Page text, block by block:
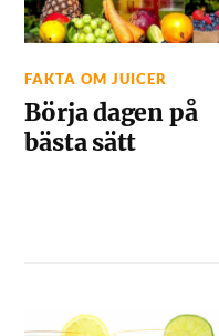
FAKTA OM JUICER
Börja dagen på
bästa sätt